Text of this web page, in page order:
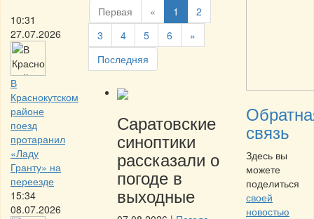
10:31
27.07.2026
В
Краснокутском
районе
поезд
протаранил
«Ладу
Гранту» на
переезде
15:34
08.07.2026
Первая « 1
2
3
4 5 6
»
Последняя
Саратовские
синоптики
рассказали о
погоде в
выходные
связь
Здесь вы
можете
поделиться
своей
новостью